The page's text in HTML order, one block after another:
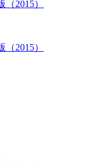
2015）
2015）